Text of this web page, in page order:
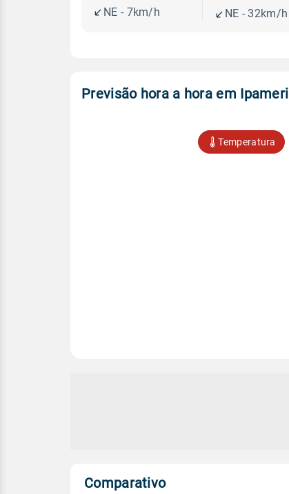
NE - 7km/h
NE - 32km/h
Previsão hora a hora em Ipameri
Temperatura
Comparativo